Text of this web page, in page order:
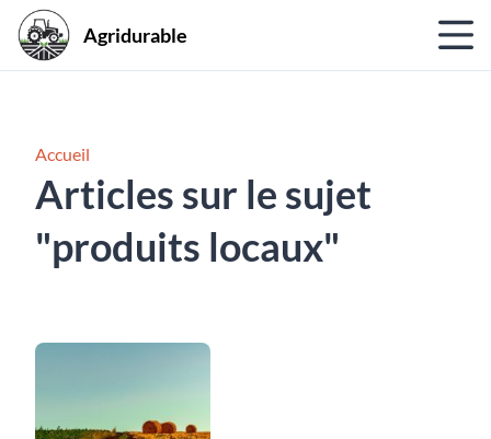
Agridurable
Accueil
Articles sur le sujet
"produits locaux"